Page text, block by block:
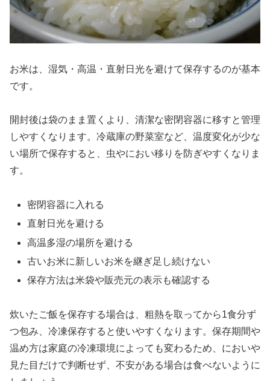
お米は、湿気・高温・直射日光を避けて保存するのが基本
です。
開封後は袋のまま置くより、清潔な密閉容器に移すと管理
しやすくなります。冷蔵庫の野菜室など、温度変化が少な
い場所で保存すると、虫やにおい移りを防ぎやすくなりま
す。
密閉容器に入れる
直射日光を避ける
高温多湿の場所を避ける
古いお米に新しいお米を継ぎ足し続けない
保存方法は米袋や販売元の表示も確認する
炊いたご飯を保存する場合は、粗熱を取ってから1食分ず
つ包み、冷凍保存すると使いやすくなります。保存期間や
温め方は家庭の冷凍環境によっても変わるため、においや
見た目だけで判断せず、不安がある場合は食べないように